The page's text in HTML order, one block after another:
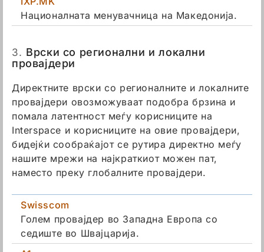
Националната менувачница на Македонија.
3. Врски со регионални и локални
провајдери
Директните врски со регионалните и локалните
провајдери овозможуваат подобра брзина и
помала латентност меѓу корисниците на
Interspace и корисниците на овие провајдери,
бидејќи сообраќајот се рутира директно меѓу
нашите мрежи на најкраткиот можен пат,
наместо преку глобалните провајдери.
Swisscom
Голем провајдер во Западна Европа со
седиште во Швајцарија.